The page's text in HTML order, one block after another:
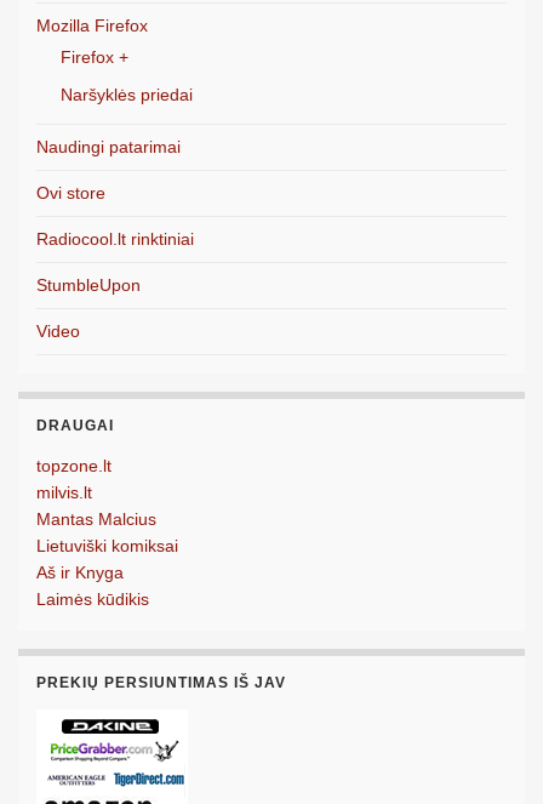
Mozilla Firefox
Firefox +
Naršyklės priedai
Naudingi patarimai
Ovi store
Radiocool.lt rinktiniai
StumbleUpon
Video
DRAUGAI
topzone.lt
milvis.lt
Mantas Malcius
Lietuviški komiksai
Aš ir Knyga
Laimės kūdikis
PREKIŲ PERSIUNTIMAS IŠ JAV